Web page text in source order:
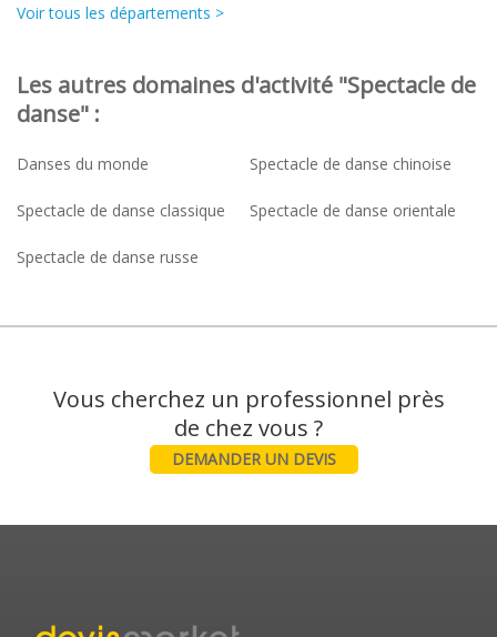
Voir tous les départements >
Les autres domaines d'activité "Spectacle de
danse" :
Danses du monde Spectacle de danse chinoise
Spectacle de danse classique Spectacle de danse orientale
Spectacle de danse russe
Vous cherchez un professionnel près
DEMANDER UN DEVIS